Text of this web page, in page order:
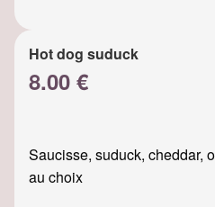
Hot dog suduck
8.00 €
Saucisse, suduck, cheddar,
au choix